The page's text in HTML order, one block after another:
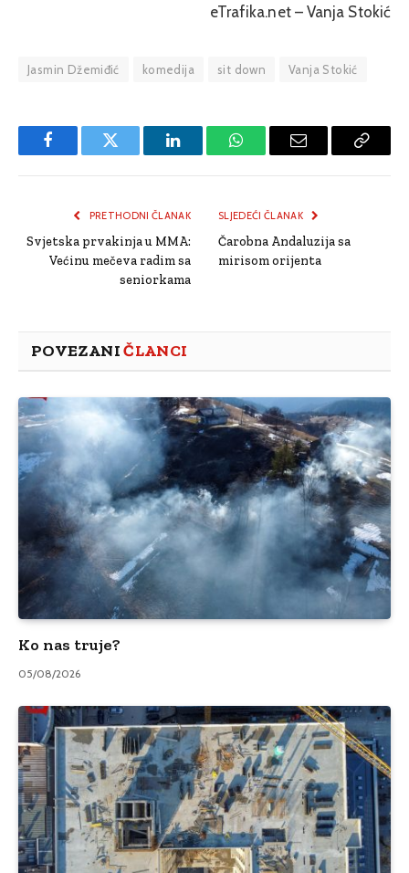
eTrafika.net – Vanja Stokić
Jasmin Džemiđić komedija sit down Vanja Stokić
FacebookTwitter LinkedInWhatsAppEmail
Copy
PRETHODNI ČLANAK
Svjetska prvakinja u MMA:
Većinu mečeva radim sa
seniorkama
SLJEDEĆI ČLANAK
Čarobna Andaluzija sa
mirisom orijenta
POVEZANIČLANCI
Ko nas truje?
05/08/2026